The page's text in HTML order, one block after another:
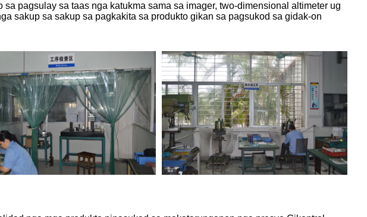
pagsulay sa taas nga katukma sama sa imager, two-dimensional altimeter ug
sakup sa sakup sa pagkakita sa produkto gikan sa pagsukod sa gidak-on